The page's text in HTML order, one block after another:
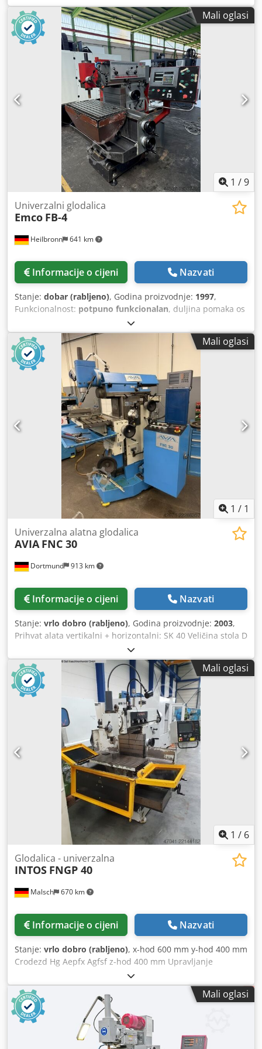
2000 o/min Držak alata: SK 40 s navojem S20x2 Vrsta stola:
Fiksni stol Površina za pričvršćivanje stola: 700 x 330 mm
Crsdpfx Agszi Uy Ujfef Težina: 1600 kg Dimenzije: cca. 1700
x 1300 x 1900 mm Boja: RAL 6011, boja rese Digitalni
zaslon: 3-osni HEIDENHAIN Dodatna oprema: centralno
podmazivanje, posuda za hlađenje, ostala dodatna oprema
Mali oglasi
1 /9
Heilbronn 641 km
Univerzalni glodalica
Emco FB-4
Informacije o cijeni Nazvati
Stanje: dobar (rabljeno), Godina proizvodnje: 1997,
Funkcionalnost: potpuno funkcionalan, duljina pomaka os
, duljina pomaka osi Y:
os Z:350 mm, 3-osni digitalni prikaz Horizontalno i
vertikalno glodalo vreteno Izvlačiva vretena Tehnički
podaci: Crodpswyit Hofx Agfsf Uzdužni hod X / uzdužno
pomicanje X: 450 mm Poprečni hod Y / poprečno
pomicanje Y: 300 mm Okomiti hod Z / okomito pomicanje Z:
350 mm Veličina stola: 800x400 mm Prihvat vretena: SK40
Raspon okretaja: 50-2500 o/min Raspon posmaka: 8-400
mm/min Pogonska snaga: 3,2 kW Težina stroja: 1500 kg
Tehnički podaci, dodatna oprema i opis stroja nisu
Mali oglasi
1 / 1
Dortmund 913 km
Univerzalna alatna glodalica
AVIA FNC 30
Informacije o cijeni Nazvati
Stanje: vrlo dobro (rabljeno), Godina proizvodnje: 2003,
Prihvat alata vertikalni + horizontalni: SK 40 Veličina stola D
x Š: 710 x 315 mm Raspon okretaja vertikalnog vretena: 63
– 2500 o/min Raspon okretaja horizontalnog vretena: 45 –
1800 o/min Područja pomaka: X-os, uzdužno pomicanje,
automatsko / ručno: 400 / 420 mm Y-os, poprečno
pomicanje, automatsko / ručno: 220 / 228 mm + poprečna
greda 375 mm Z-os, vertikalno pomicanje, automatsko /
ručno: 350 / 380 mm Pomak pinole, vertikalno ručno: 80
mm Dimenzije stroja cca: 1550 x 1620 x 1850 mm Težina
stroja cca: 1300 kg Siegfried Volz Werkzeugmaschinen
Rüschebrinkstr. 151-153 DE - 44143 Dortmund - Wambel /
Njemačka Crsdpfx Asziutzjgfef
Mali oglasi
1 / 6
Malsch 670 km
Glodalica - univerzalna
INTOS FNGP 40
Informacije o cijeni Nazvati
Stanje: vrlo dobro (rabljeno), x-hod 600 mm y-hod 400 mm
Crodezd Hg Aepfx Agfsf z-hod 400 mm Upravljanje
HEIDENHAIN Broj okretaja vretena - bezstupanjsko 63 -
3150 o/min Pomak pinole 100 mm Prihvat alata SK 40
Površina stola za stezanje 630 x 400 mm Ukupna potrebna
snaga 8,5 kW Težina stroja cca 2,1 t Prostor potrebna cca
2,5 x 1,8 x 2,0 m Električni ručni kotač
Mali oglasi